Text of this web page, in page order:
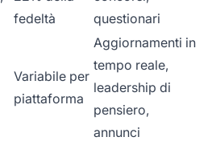
fedeltà
questionari
Variabile per
piattaforma
Aggiornamenti in
tempo reale,
leadership di
pensiero,
annunci